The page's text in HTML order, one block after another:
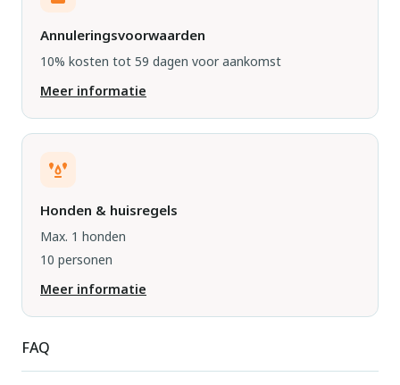
Annuleringsvoorwaarden
10% kosten tot 59 dagen voor aankomst
Meer informatie
Honden & huisregels
Max. 1 honden
10 personen
Meer informatie
FAQ